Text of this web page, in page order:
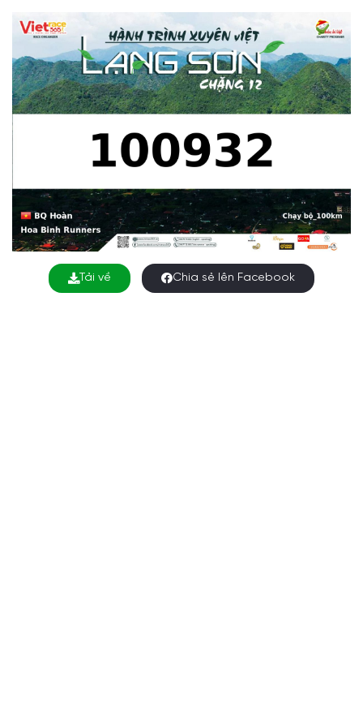
Tải về Chia sẻ lên Facebook